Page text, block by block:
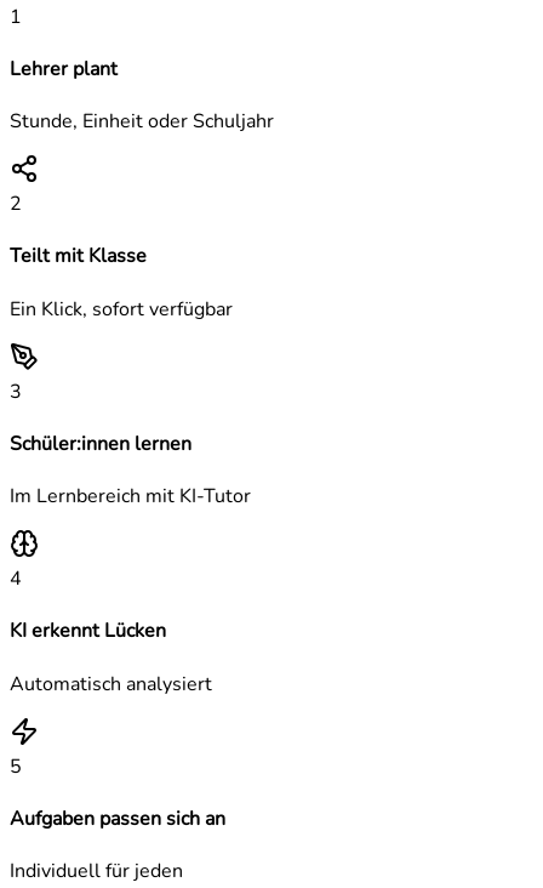
1
Lehrer plant
Stunde, Einheit oder Schuljahr
2
Teilt mit Klasse
Ein Klick, sofort verfügbar
3
Schüler:innen lernen
Im Lernbereich mit KI-Tutor
4
KI erkennt Lücken
Automatisch analysiert
5
Aufgaben passen sich an
Individuell für jeden